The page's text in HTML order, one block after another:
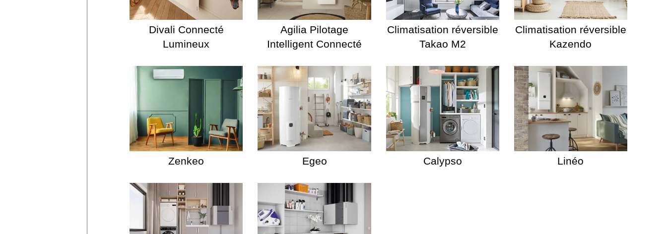
Divali Connecté
Lumineux
Agilia Pilotage
Intelligent Connecté
Climatisation réversible
Takao M2
Climatisation réversible
Kazendo
Zenkeo Egeo Calypso Linéo